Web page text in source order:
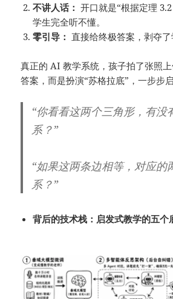
不讲人话： 开口就是“根据定理
学生完全听不懂。
零引导： 直接给终极答案，剥夺了
真正的 AI 教学系统，孩子拍了张照
答案，而是扮演“苏格拉底”，一步步
“你看看这两个三角形，有没
系？”
“如果这两条边相等，对应的
系？”
背后的技术栈：启发式教学的五个